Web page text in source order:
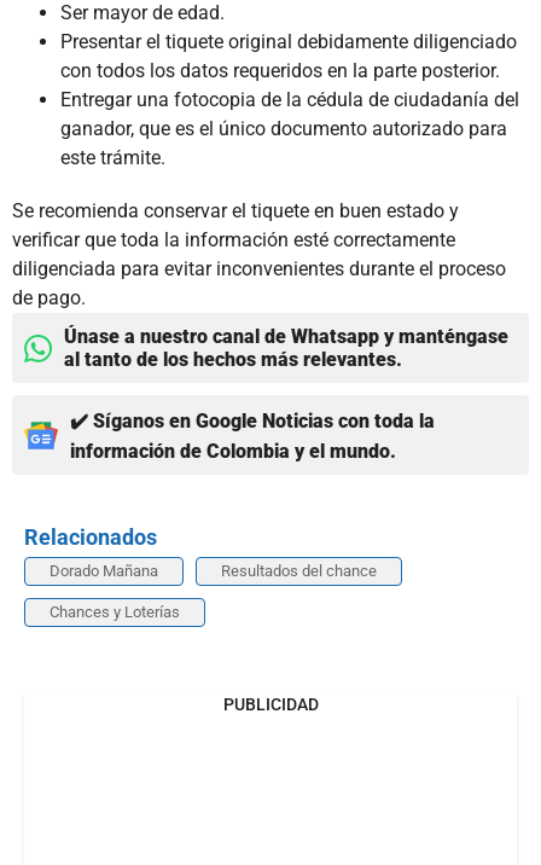
Ser mayor de edad.
Presentar el tiquete original debidamente diligenciado
con todos los datos requeridos en la parte posterior.
Entregar una fotocopia de la cédula de ciudadanía del
ganador, que es el único documento autorizado para
este trámite.
Se recomienda conservar el tiquete en buen estado y
verificar que toda la información esté correctamente
diligenciada para evitar inconvenientes durante el proceso
de pago.
Únase a nuestro canal de Whatsapp y manténgase
al tanto de los hechos más relevantes.
✔️ Síganos en Google Noticias con toda la
información de Colombia y el mundo.
Relacionados
Dorado Mañana Resultados del chance
Chances y Loterías
PUBLICIDAD